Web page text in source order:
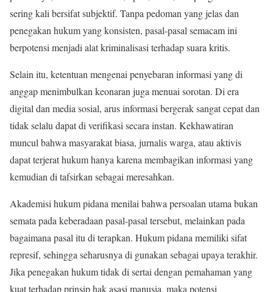
sering kali bersifat subjektif. Tanpa pedoman yang jelas dan
penegakan hukum yang konsisten, pasal-pasal semacam ini
berpotensi menjadi alat kriminalisasi terhadap suara kritis.
Selain itu, ketentuan mengenai penyebaran informasi yang di
anggap menimbulkan keonaran juga menuai sorotan. Di era
digital dan media sosial, arus informasi bergerak sangat cepat dan
tidak selalu dapat di verifikasi secara instan. Kekhawatiran
muncul bahwa masyarakat biasa, jurnalis warga, atau aktivis
dapat terjerat hukum hanya karena membagikan informasi yang
kemudian di tafsirkan sebagai meresahkan.
Akademisi hukum pidana menilai bahwa persoalan utama bukan
semata pada keberadaan pasal-pasal tersebut, melainkan pada
bagaimana pasal itu di terapkan. Hukum pidana memiliki sifat
represif, sehingga seharusnya di gunakan sebagai upaya terakhir.
Jika penegakan hukum tidak di sertai dengan pemahaman yang
kuat terhadap prinsip hak asasi manusia, maka potensi